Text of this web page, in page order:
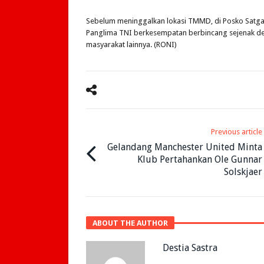
Sebelum meninggalkan lokasi TMMD, di Posko
Panglima TNI berkesempatan berbincang sejenak
masyarakat lainnya. (RONI)
Previous article
Gelandang Manchester United Minta
Klub Pertahankan Ole Gunnar
Solskjaer
ABOUT THE AUTHOR
Destia Sastra